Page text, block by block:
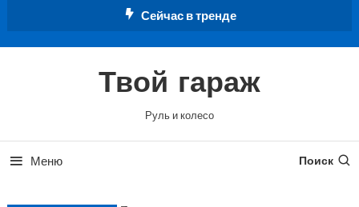
Сейчас в тренде
Твой гараж
Руль и колесо
Меню Поиск